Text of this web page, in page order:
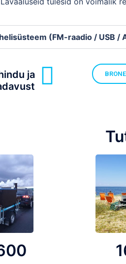
(FM-raadio / USB /
ja